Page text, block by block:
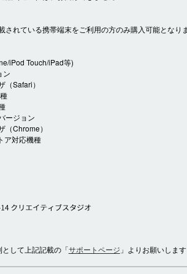
されている携帯端末をご利用の方のみ購入可能となり
iPod Touch/iPad等)
Safari）
ジョン
Chrome）
対応機種
して上記記載の「サポートページ 」よりお願いします